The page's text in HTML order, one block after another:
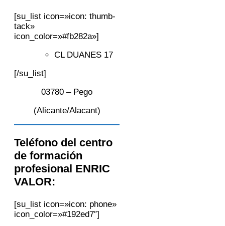
[su_list icon=»icon: thumb-
tack»
icon_color=»#fb282a»]
CL DUANES 17
[/su_list]
03780 – Pego
(Alicante/Alacant)
Teléfono del centro
de formación
profesional ENRIC
VALOR:
[su_list icon=»icon: phone»
icon_color=»#192ed7″]